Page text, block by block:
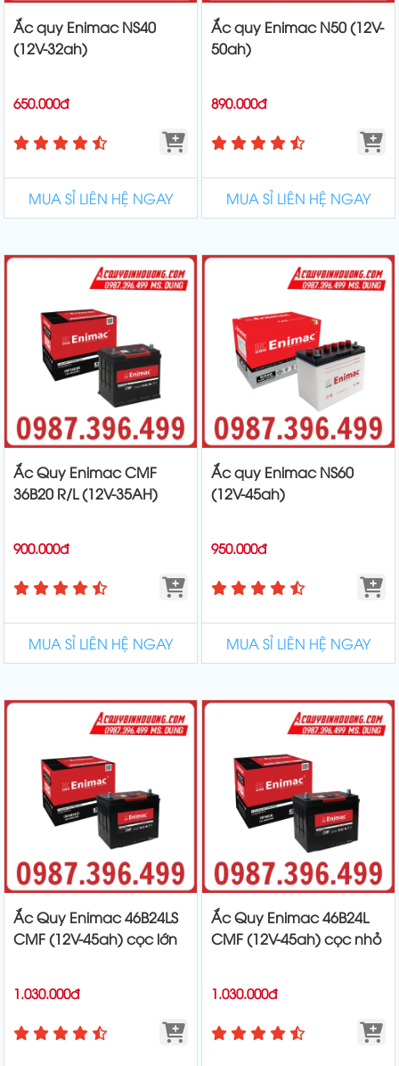
Ắc quy Enimac NS40
(12V-32ah)
650.000đ
MUA SỈ LIÊN HỆ NGAY
Ắc quy Enimac N50 (12V-
50ah)
890.000đ
MUA SỈ LIÊN HỆ NGAY
Ắc Quy Enimac CMF
36B20 R/L (12V-35AH)
900.000đ
MUA SỈ LIÊN HỆ NGAY
Ắc quy Enimac NS60
(12V-45ah)
950.000đ
MUA SỈ LIÊN HỆ NGAY
Ắc Quy Enimac 46B24LS
CMF (12V-45ah) cọc lớn
1.030.000đ
Ắc Quy Enimac 46B24L
CMF (12V-45ah) cọc nhỏ
1.030.000đ